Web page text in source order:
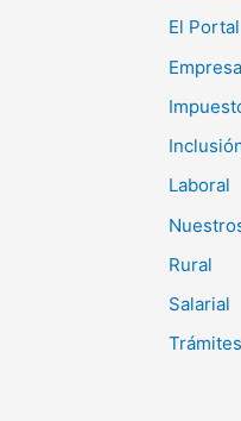
El Portal
Laboral
Rural
Salarial
Trámites